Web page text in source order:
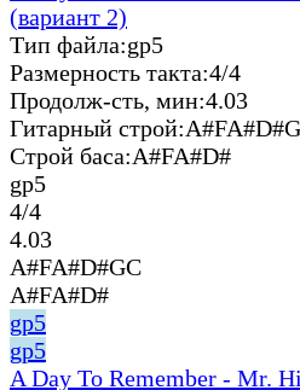
(вариант 2)
Тип файла:gp5
Размерность такта:4/4
Продолж-сть, мин:4.03
Гитарный строй:
Строй баса:A#FA#D#
gp5
4/4
4.03
A#FA#D#GC
A#FA#D#
gp5
gp5
A Day To Remember - Mr.